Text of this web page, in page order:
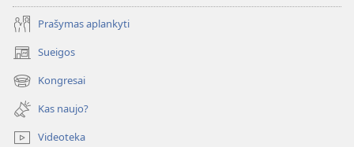
Prašymas aplankyti
Sueigos
(atsiveria
naujas
langas)
Kongresai
(atsiveria
naujas
langas)
Kas naujo?
Videoteka